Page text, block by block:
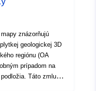
def/crs/
http://data.gov.be/.well-
znázorňujú
geologickej 3D
regiónu (OA
prípadom na
Táto zmluva